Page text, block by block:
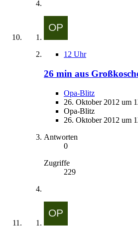
12 Uhr
26 min aus
Opa-Blitz
26. Oktober 2012 um
Opa-Blitz
26. Oktober 2012 um
Antworten
0
Zugriffe
229